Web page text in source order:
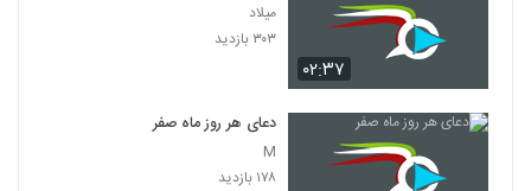
۰۲:۳۷
میلاد
۳۰۳ بازدید
دعای هر روز ماه صفر
M
۱۷۸ بازدید